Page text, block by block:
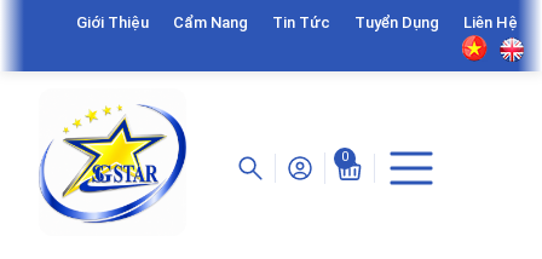
Giới Thiệu Cẩm Nang Tin Tức Tuyển Dụng Liên Hệ
0